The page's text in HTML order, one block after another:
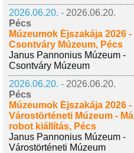
2026.06.20. - 2026.06.20.
Pécs
Múzeumok Éjszakája 2026 -
Csontváry Múzeum, Pécs
Janus Pannonius Múzeum -
Csontváry Múzeum
2026.06.20. - 2026.06.20.
Pécs
Múzeumok Éjszakája 2026 -
Várostörténeti Múzeum -
robot kiállítás, Pécs
Janus Pannonius Múzeum -
Várostörténeti Múzeum